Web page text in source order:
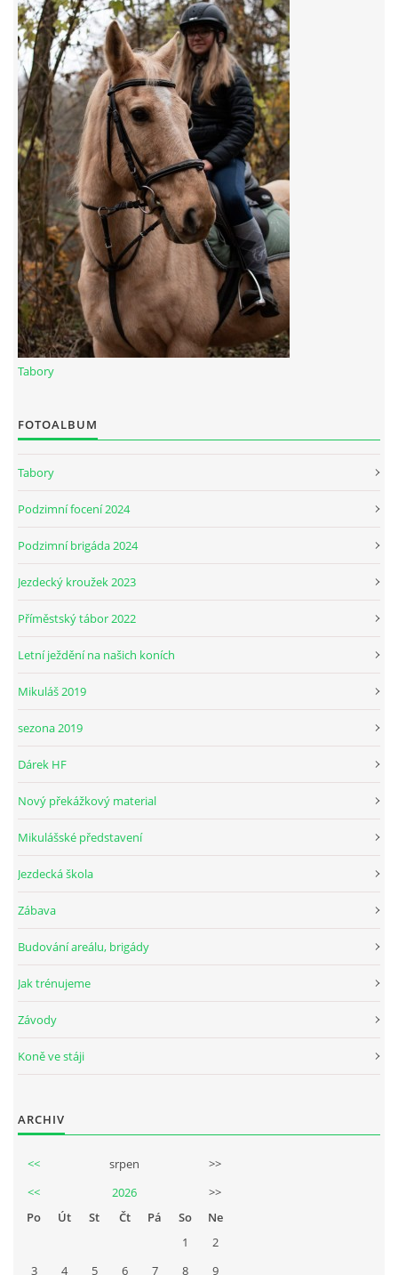
Tabory
FOTOALBUM
Tabory
Podzimní focení 2024
Podzimní brigáda 2024
Jezdecký kroužek 2023
Příměstský tábor 2022
Letní ježdění na našich koních
Mikuláš 2019
sezona 2019
Dárek HF
Nový překážkový material
Mikulášské představení
Jezdecká škola
Zábava
Budování areálu, brigády
Jak trénujeme
Závody
Koně ve stáji
ARCHIV
<< srpen
>>
<<
2026
>>
Po
Út St Čt Pá So
Ne
1
2
3
4 5 6 7 8 9